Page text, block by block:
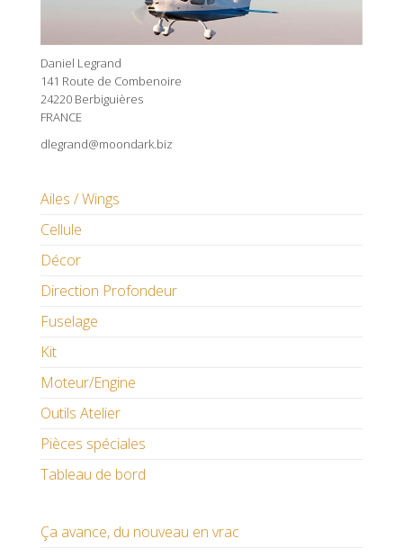
Daniel Legrand
141 Route de Combenoire
24220 Berbiguières
FRANCE
dlegrand@moondark.biz
Ailes / Wings
Cellule
Décor
Direction Profondeur
Fuselage
Kit
Moteur/Engine
Outils Atelier
Pièces spéciales
Tableau de bord
Ça avance, du nouveau en vrac